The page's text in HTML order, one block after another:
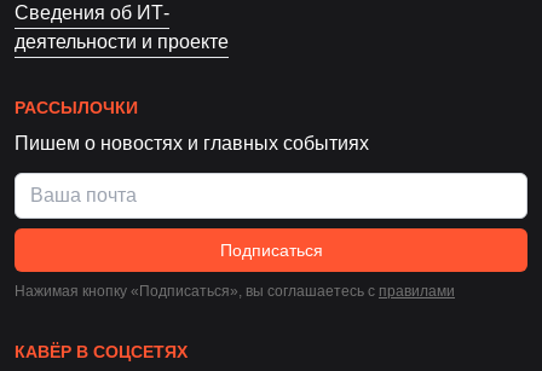
Сведения об ИТ-
деятельности и проекте
РАССЫЛОЧКИ
Пишем о новостях и главных событиях
Подписаться
Нажимая кнопку «Подписаться», вы соглашаетесь c правилами
КАВЁР В СОЦСЕТЯХ